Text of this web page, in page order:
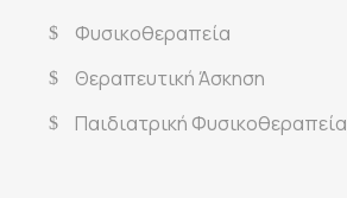
Φυσικοθεραπεία
Θεραπευτική Άσκηση
Παιδιατρική Φυσικοθεραπεία